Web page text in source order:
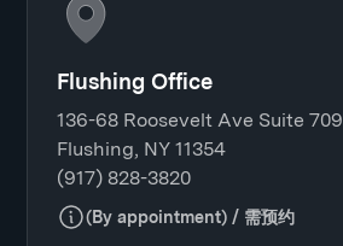
Flushing Office
136-68 Roosevelt Ave Suite 709
Flushing, NY 11354
(917) 828-3820
(By appointment) / 需预约